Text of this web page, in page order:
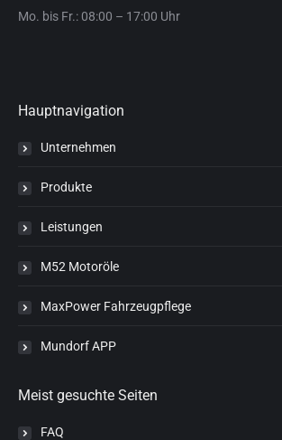
Mo. bis Fr.: 08:00 – 17:00 Uhr
Hauptnavigation
Unternehmen
Produkte
Leistungen
M52 Motoröle
MaxPower Fahrzeugpflege
Mundorf APP
Meist gesuchte Seiten
FAQ